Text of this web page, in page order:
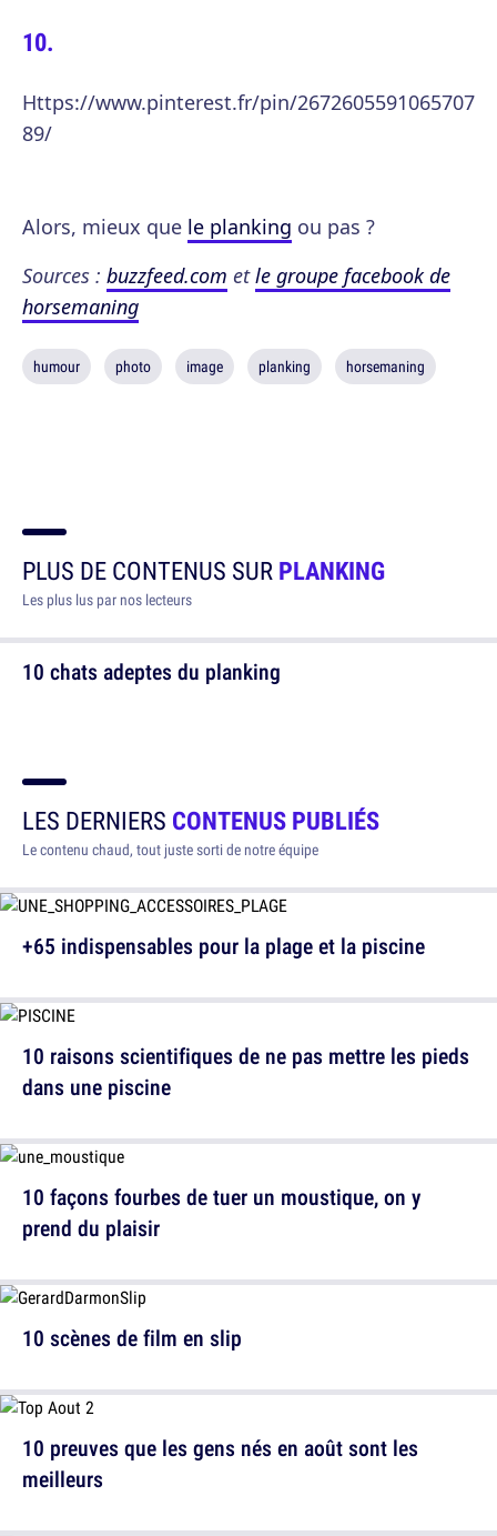
Https://www.pinterest.fr/pin/2672605591065707
89/
Alors, mieux que le planking ou pas ?
Sources : buzzfeed.com etle groupe facebook de
horsemaning
humour photo image planking horsemaning
PLUS DE CONTENUS SURPLANKING
Les plus lus par nos lecteurs
10 chats adeptes du planking
LES DERNIERS CONTENUS PUBLIÉS
Le contenu chaud, tout juste sorti de notre équipe
+65 indispensables pour la plage et la piscine
10 façons fourbes de tuer un moustique, on y
prend du plaisir
10 preuves que les gens nés en août sont les
meilleurs
10 raisons scientifiques de ne pas mettre les pieds
dans une piscine
10 scènes de film en slip